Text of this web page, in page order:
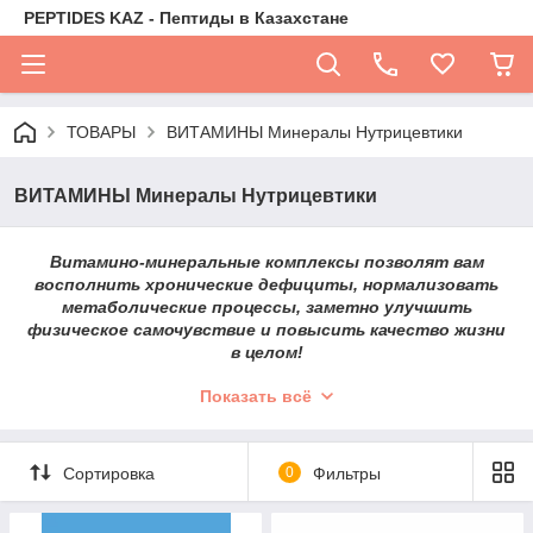
PEPTIDES KAZ - Пептиды в Казахстане
ТОВАРЫ ВИТАМИНЫ Минералы Нутрицевтики
ВИТАМИНЫ Минералы Нутрицевтики
Витамино-минеральные комплексы позволят вам
восполнить хронические дефициты, нормализовать
метаболические процессы, заметно улучшить
физическое самочувствие и повысить качество жизни
в целом!
натуральных продуктов, не в состоянии полностью
организм добирает объемом пищи и, как следствие,
происходит нарушение пищевого поведения. Нарушение
Показать всё
Сортировка 0 Фильтры